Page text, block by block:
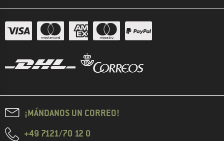
¡MÁNDANOS UN CORREO!
+49 7121/70 12 0